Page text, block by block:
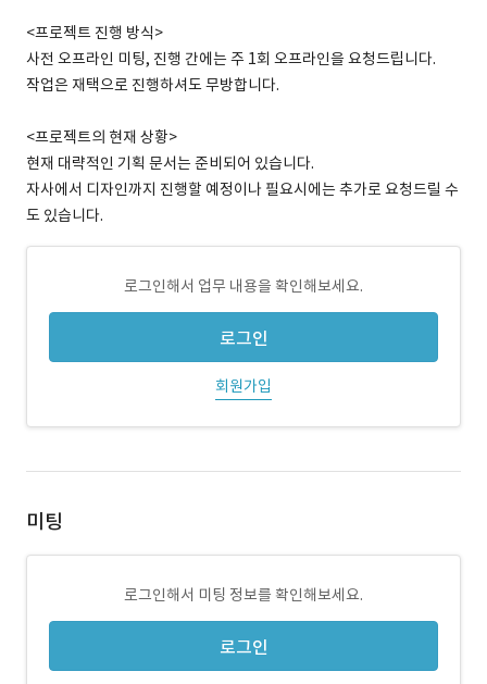
<프로젝트 진행 방식>
사전 오프라인 미팅, 진행 간에는 주 1회 오프라인을 요청드립니다.
작업은 재택으로 진행하셔도 무방합니다.
<프로젝트의 현재 상황>
현재 대략적인 기획 문서는 준비되어 있습니다.
자사에서 디자인까지 진행할 예정이나 필요시에는 추가로 요청드릴 수
도 있습니다.
로그인해서 업무 내용을 확인해보세요.
로그인
회원가입
미팅
로그인해서 미팅 정보를 확인해보세요.
로그인